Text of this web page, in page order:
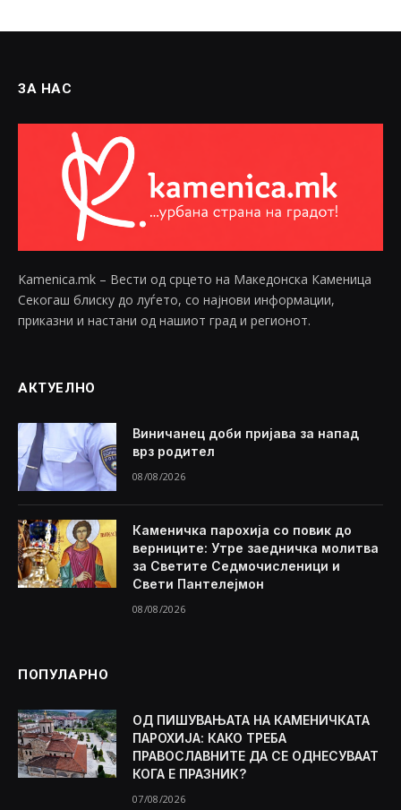
ЗА НАС
Kamenica.mk – Вести од срцето на Македонска Каменица
Секогаш блиску до луѓето, со најнови информации,
приказни и настани од нашиот град и регионот.
АКТУЕЛНО
Виничанец доби пријава за напад
врз родител
08/08/2026
Каменичка парохија со повик до
верниците: Утре заедничка молитва
за Светите Седмочисленици и
Свети Пантелејмон
08/08/2026
ПОПУЛАРНО
ОД ПИШУВАЊАТА НА КАМЕНИЧКАТА
ПАРОХИЈА: КАКО ТРЕБА
ПРАВОСЛАВНИТЕ ДА СЕ ОДНЕСУВААТ
КОГА Е ПРАЗНИК?
07/08/2026